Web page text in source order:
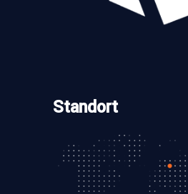
Standort